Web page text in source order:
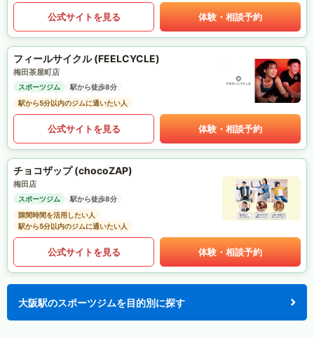
公式サイトを見る 体験・相談予約
フィールサイクル (FEELCYCLE)
梅田茶屋町店
スポーツジム
駅から徒歩8分
駅から5分以内のジムに通いたい人
公式サイトを見る 体験・相談予約
チョコザップ (chocoZAP)
梅田店
スポーツジム
駅から徒歩8分
隙間時間を活用したい人
駅から5分以内のジムに通いたい人
公式サイトを見る 体験・相談予約
大阪駅のスポーツジムを目的別に探す